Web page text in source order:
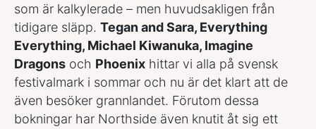
som är kalkylerade – men huvudsakligen från
tidigare släpp. Tegan and Sara, Everything
Everything, Michael Kiwanuka, Imagine
Dragons och Phoenix hittar vi alla på svensk
festivalmark i sommar och nu är det klart att de
även besöker grannlandet. Förutom dessa
bokningar har Northside även knutit åt sig ett